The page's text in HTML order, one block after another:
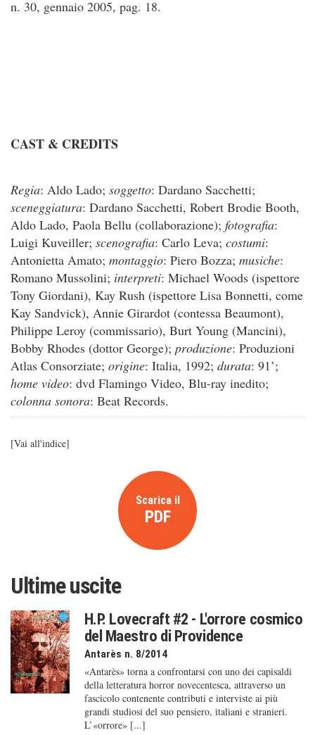
n. 30, gennaio 2005, pag. 18.
CAST & CREDITS
Regia: Aldo Lado; soggetto: Dardano Sacchetti;
sceneggiatura: Dardano Sacchetti, Robert Brodie Booth,
Aldo Lado, Paola Bellu (collaborazione); fotografia:
Luigi Kuveiller; scenografia: Carlo Leva; costumi:
Antonietta Amato; montaggio: Piero Bozza; musiche:
Romano Mussolini; interpreti: Michael Woods (ispettore
Tony Giordani), Kay Rush (ispettore Lisa Bonnetti, come
Kay Sandvick), Annie Girardot (contessa Beaumont),
Philippe Leroy (commissario), Burt Young (Mancini),
Bobby Rhodes (dottor George); produzione: Produzioni
Atlas Consorziate; origine: Italia, 1992; durata: 91’;
home video: dvd Flamingo Video, Blu-ray inedito;
colonna sonora: Beat Records.
[Vai all'indice]
Scarica il
PDF
Ultime uscite
H.P. Lovecraft #2 - L'orrore cosmico
del Maestro di Providence
Antarès n. 8/2014
«Antarès» torna a confrontarsi con uno dei capisaldi
della letteratura horror novecentesca, attraverso un
fascicolo contenente contributi e interviste ai più
grandi studiosi del suo pensiero, italiani e stranieri.
L’«orrore» [...]